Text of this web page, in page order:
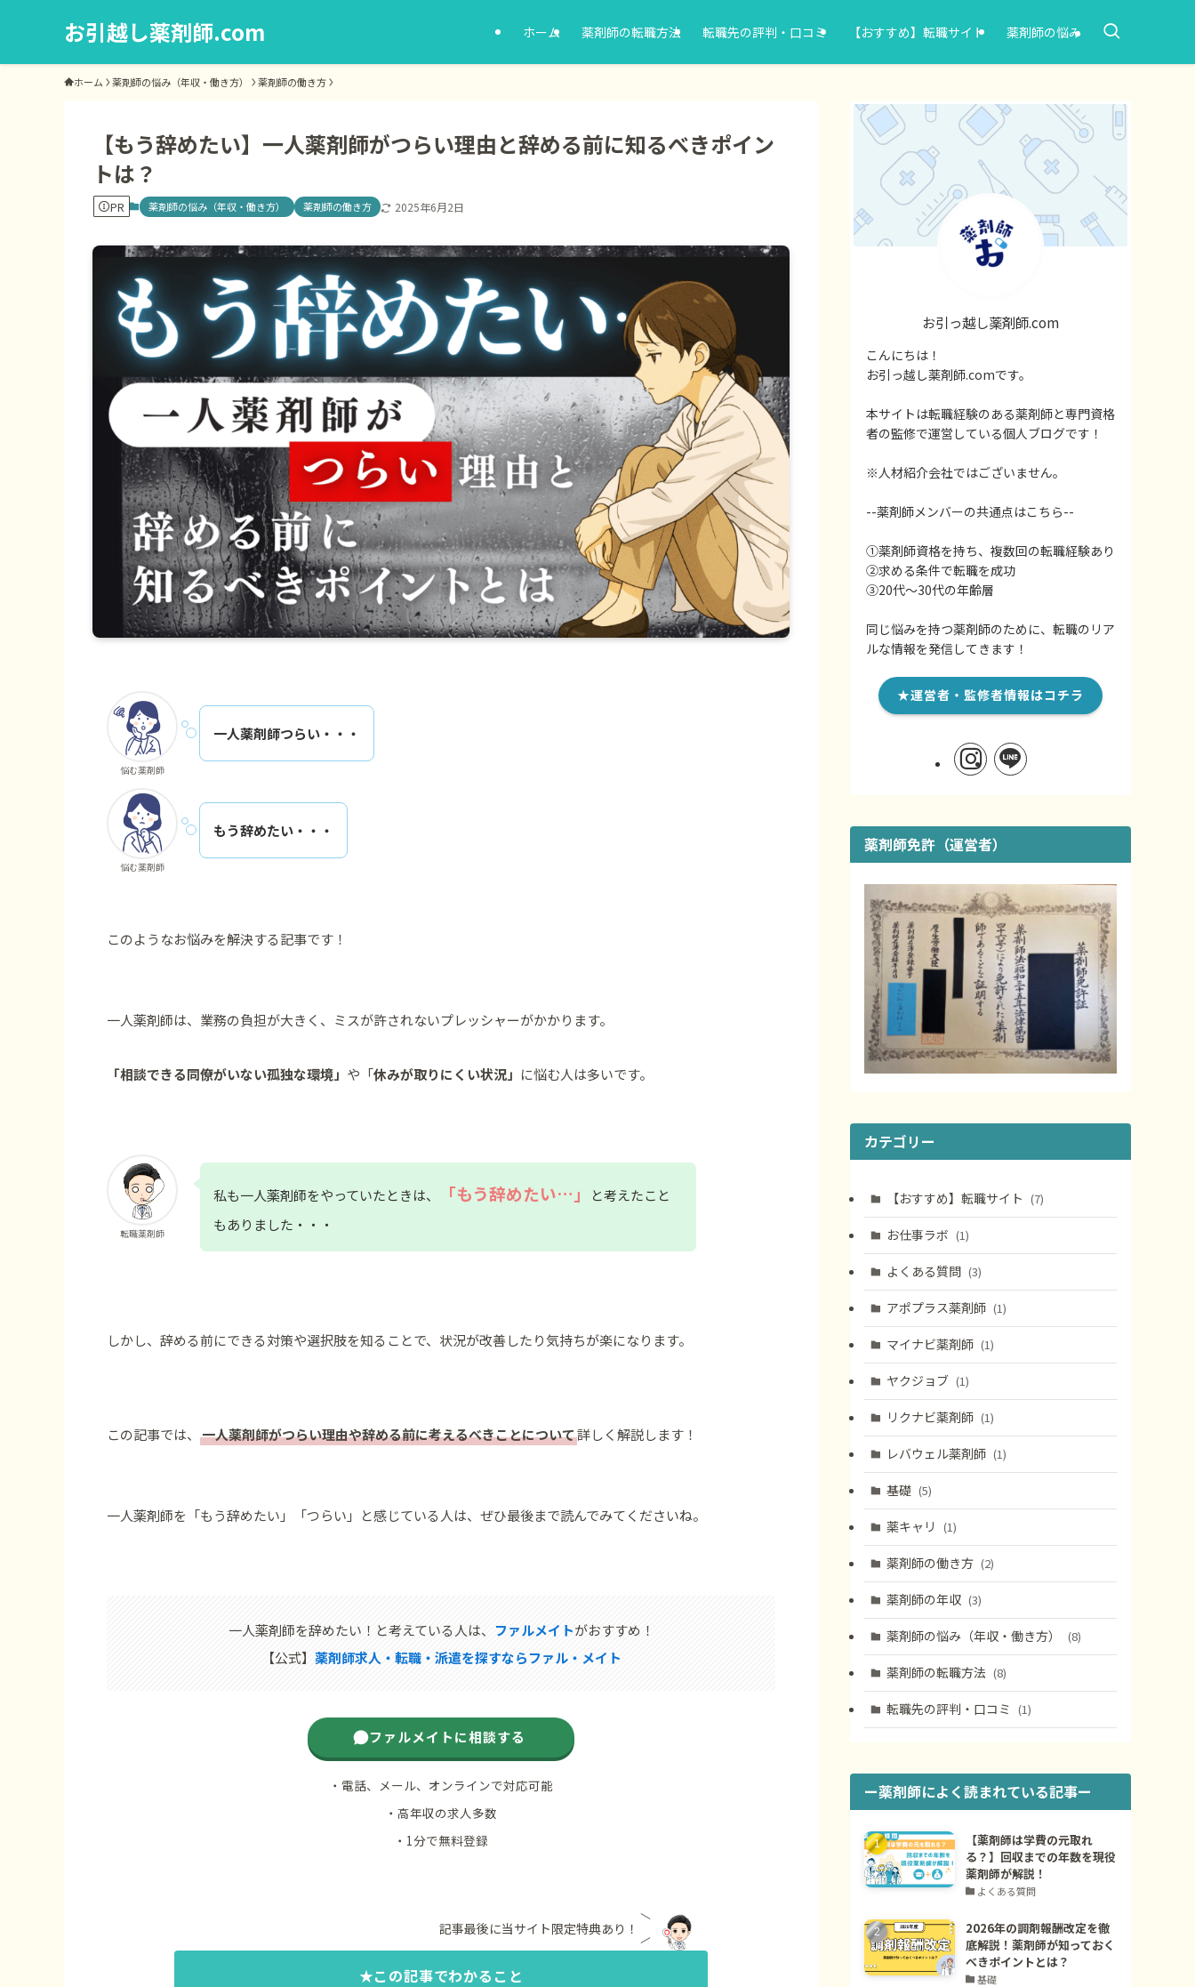
お引越し薬剤師.com ホーム 薬剤師の転職方法 転職先の評判・口コミ 【おすすめ】転職サイト 薬剤師の悩み
ホーム 薬剤師の悩み（年収・働き方） 薬剤師の働き方
【もう辞めたい】一人薬剤師がつらい理由と辞める前に知るべきポイン
トは？
PR 薬剤師の悩み（年収・働き方） 薬剤師の働き方 2025年6月2日
悩む薬剤師
一人薬剤師つらい・・・
悩む薬剤師
もう辞めたい・・・
このようなお悩みを解決する記事です！
一人薬剤師は、業務の負担が大きく、ミスが許されないプレッシャーがかかります。
「相談できる同僚がいない孤独な環境」 や「休みが取りにくい状況」 に悩む人は多いです。
転職薬剤師
私も一人薬剤師をやっていたときは、 「もう辞めたい…」
と考えたこと
もありました・・・
しかし、辞める前にできる対策や選択肢を知ることで、状況が改善したり気持ちが楽になります。
この記事では、 一人薬剤師がつらい理由や辞める前に考えるべきことについて詳しく解説します！
一人薬剤師を「もう辞めたい」「つらい」と感じている人は、ぜひ最後まで読んでみてくださいね。
一人薬剤師を辞めたい！と考えている人は、 ファルメイトがおすすめ！
【公式】 薬剤師求人・転職・派遣を探すならファル・メイト
ファルメイトに相談する
・電話、メール、オンラインで対応可能
・高年収の求人多数
・1分で無料登録
記事最後に当サイト限定特典あり！
★この記事でわかること
お引っ越し薬剤師.com
こんにちは！
お引っ越し薬剤師.comです。
本サイトは転職経験のある薬剤師と専門資格
者の監修で運営している個人ブログです！
※人材紹介会社ではございません。
--薬剤師メンバーの共通点はこちら--
①薬剤師資格を持ち、複数回の転職経験あり
②求める条件で転職を成功
③20代～30代の年齢層
同じ悩みを持つ薬剤師のために、転職のリア
ルな情報を発信してきます！
★運営者・監修者情報はコチラ
薬剤師免許（運営者）
カテゴリー
【おすすめ】転職サイト (7)
お仕事ラボ (1)
よくある質問 (3)
アポプラス薬剤師 (1)
マイナビ薬剤師 (1)
ヤクジョブ (1)
リクナビ薬剤師 (1)
レバウェル薬剤師 (1)
基礎 (5)
薬キャリ (1)
薬剤師の働き方 (2)
薬剤師の年収 (3)
薬剤師の悩み（年収・働き方） (8)
薬剤師の転職方法 (8)
転職先の評判・口コミ (1)
ー薬剤師によく読まれている記事ー
【薬剤師は学費の元取れ
る？】回収までの年数を現役
薬剤師が解説！
よくある質問
2026年の調剤報酬改定を徹
底解説！薬剤師が知っておく
べきポイントとは？
基礎